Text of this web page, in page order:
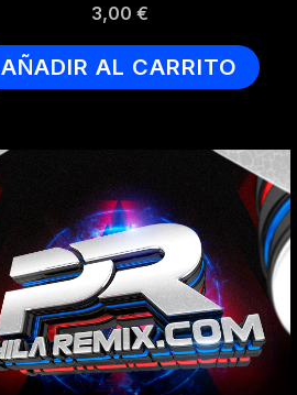
3,00 €
AÑADIR AL CARRITO